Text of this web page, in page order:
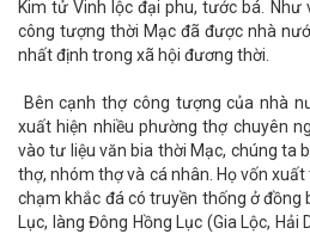
Kim tử Vinh lộc đại phu, tước bá. Như
công tượng thời Mạc đã được nhà
nhất định trong xã hội đương thời.
Bên cạnh thợ công tượng của nhà
xuất hiện nhiều phường thợ chuyên
vào tư liệu văn bia thời Mạc, chúng ta
thợ, nhóm thợ và cá nhân. Họ vốn
chạm khắc đá có truyền thống ở đồng
Lục, làng Đông Hồng Lục (Gia Lộc,